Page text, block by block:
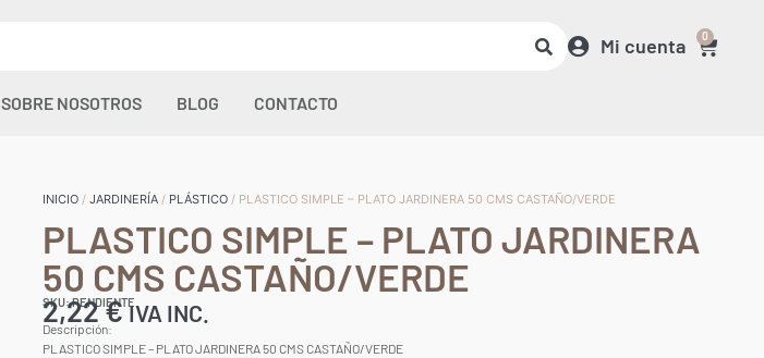
Mi cuenta 0
SOBRE NOSOTROS BLOG CONTACTO
INICIO / JARDINERÍA / PLÁSTICO / PLASTICO SIMPLE – PLATO JARDINERA 50 CMS CASTAÑO/VERDE
PLASTICO SIMPLE – PLATO JARDINERA
50 CMS CASTAÑO/VERDE
SKU: PENDIENTE
2,22€IVA INC.
Descripción:
PLASTICO SIMPLE – PLATO JARDINERA 50 CMS CASTAÑO/VERDE